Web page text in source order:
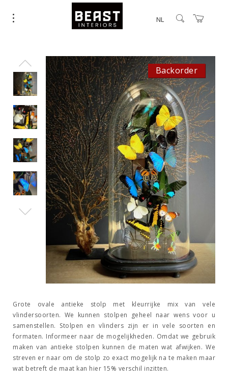
NL
Backorder
Grote ovale antieke stolp met kleurrijke mix van vele
vlindersoorten. We kunnen stolpen geheel naar wens voor u
samenstellen. Stolpen en vlinders zijn er in vele soorten en
formaten. Informeer naar de mogelijkheden. Omdat we gebruik
maken van antieke stolpen kunnen de maten wat afwijken. We
streven er naar om de stolp zo exact mogelijk na te maken maar
wat betreft de maat kan hier 15% verschil inzitten.